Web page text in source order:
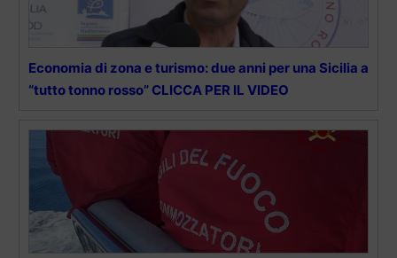
Economia di zona e turismo: due anni per una Sicilia a
“tutto tonno rosso” CLICCA PER IL VIDEO